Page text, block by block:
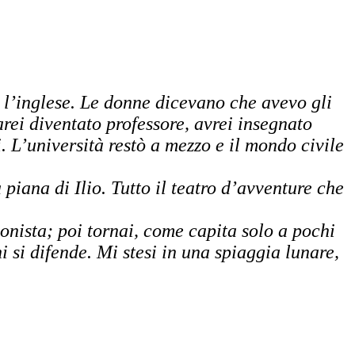
Le donne dicevano che avevo gli
diventato professore, avrei insegnato
restò a mezzo e il mondo civile
di Ilio. Tutto il teatro d’avventure che
poi tornai, come capita solo a pochi
si difende. Mi stesi in una spiaggia lunare,